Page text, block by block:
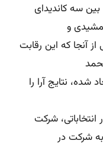
بین سه کاندیدای
و
آنجا که این رقابت
نتایج آرا را
شرکت
شرکت در